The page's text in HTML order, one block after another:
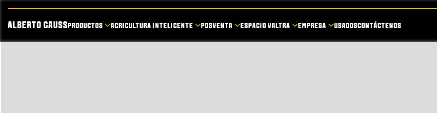
ALBERTO GAUSSPRODUCTOS AGRICULTURA INTELIGENTE POSVENTA ESPACIO VALTRA EMPRESA USADOSCONTÁCTENOS